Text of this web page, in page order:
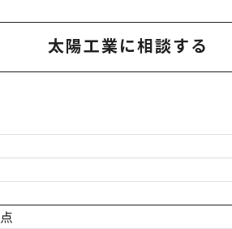
太陽工業に相談する